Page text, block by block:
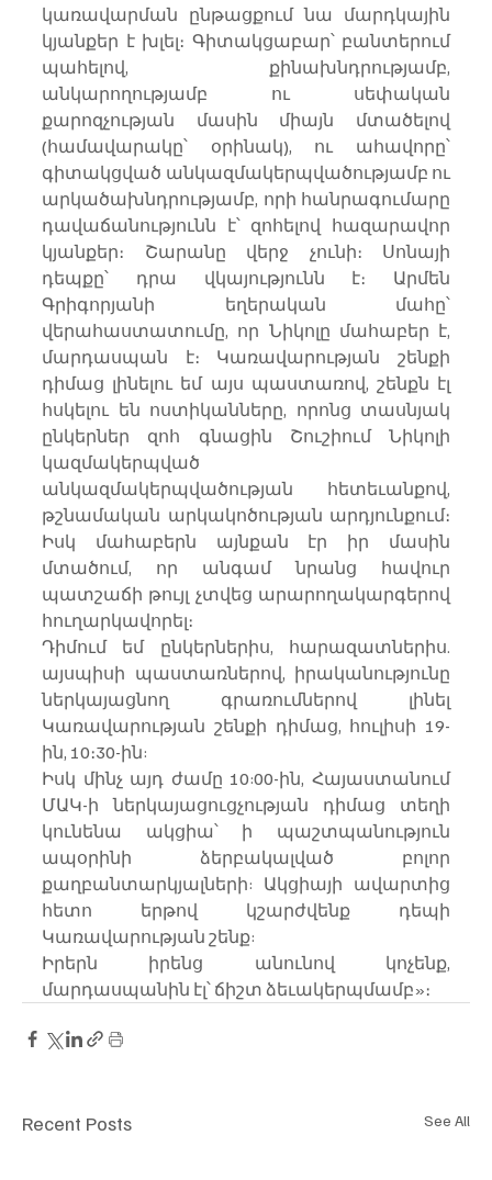
կառավարման ընթացքում նա մարդկային
կյանքեր է խլել։ Գիտակցաբար՝ բանտերում
պահելով, քինախնդրությամբ,
անկարողությամբ ու սեփական
քարոզչության մասին միայն մտածելով
(համավարակը՝ օրինակ), ու ահավորը՝
գիտակցված անկազմակերպվածությամբ ու
արկածախնդրությամբ, որի հանրագումարը
դավաճանությունն է՝ զոհելով հազարավոր
կյանքեր։ Շարանը վերջ չունի։ Սոնայի
դեպքը՝ դրա վկայությունն է։ Արմեն
Գրիգորյանի եղերական մահը՝
վերահաստատումը, որ Նիկոլը մահաբեր է,
մարդասպան է։ Կառավարության շենքի
դիմաց լինելու եմ այս պաստառով, շենքն էլ
հսկելու են ոստիկանները, որոնց տասնյակ
ընկերներ զոհ գնացին Շուշիում Նիկոլի
կազմակերպված
անկազմակերպվածության հետեւանքով,
թշնամական արկակոծության արդյունքում։
Իսկ մահաբերն այնքան էր իր մասին
մտածում, որ անգամ նրանց հավուր
պատշաճի թույլ չտվեց արարողակարգերով
հուղարկավորել։
Դիմում եմ ընկերներիս, հարազատներիս.
այսպիսի պաստառներով, իրականությունը
ներկայացնող գրառումներով լինել
Կառավարության շենքի դիմաց, հուլիսի 19-
ին, 10։30-ին:
Իսկ մինչ այդ ժամը 10:00-ին, Հայաստանում
ՄԱԿ-ի ներկայացուցչության դիմաց տեղի
կունենա ակցիա՝ ի պաշտպանություն
ապօրինի ձերբակալված բոլոր
քաղբանտարկյալների: Ակցիայի ավարտից
հետո երթով կշարժվենք դեպի
Կառավարության շենք:
Իրերն իրենց անունով կոչենք,
մարդասպանին էլ՝ ճիշտ ձեւակերպմամբ»։
Recent Posts See All